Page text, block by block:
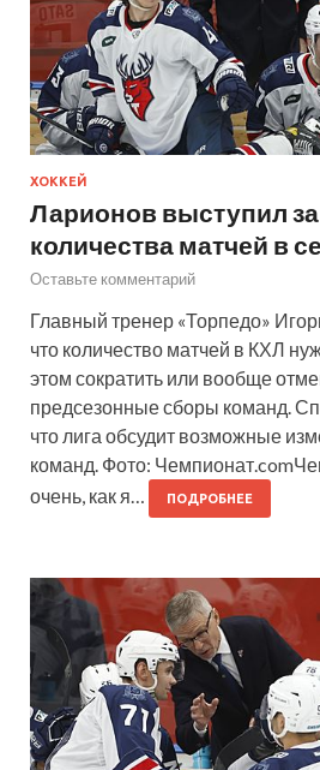
ХОККЕЙ
Ларионов выступил
количества матчей в
Оставьте комментарий
Главный тренер «Торпедо»
что количество матчей в КХЛ
этом сократить или вообще
предсезонные сборы команд.
что лига обсудит возможные
команд. Фото:
очень, как я…
ПОДРОБНЕЕ